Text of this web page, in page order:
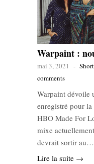
Warpaint :
mai 3, 2021 -
comments
Warpaint dévoile
enregistré pour
HBO Made For
mixe
devrait sortir au…
Lire la suite →